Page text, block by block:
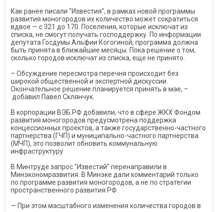
Как ранее писали "Известия", в рамках новой программы
развития моногородов их количество может сократиться
вдвое — с 321 до 170. Поселения, которые исключат из
списка, не смогут получать господдержку. По информации
депутата Госдумы Альфии Когогиной, программа должна
быть принята в ближайшие месяцы. Пока решение о том,
сколько городов исключат из списка, еще не принято.
– Обсуждение пересмотра перечня происходит без
широкой общественной и экспертной дискуссии.
Окончательное решение планируется принять в мае, –
добавил Павел Склянчук.
В корпорации ВЭБ.РФ добавили, что в сфере ЖКХ Фондом
развития моногородов предусмотрена поддержка
концессионных проектов, а также государственно-частного
партнерства (ГЧП) и муниципально-частного партнёрства
(МЧП), это позволит обновить коммунальную
инфраструктуру.
В Минтруде запрос "Известий" перенаправили в
Минэкономразвития. В Минэке дали комментарий только
по программе развития моногородов, а не по стратегии
пространственного развития РФ.
— При этом масштабного изменения количества городов в